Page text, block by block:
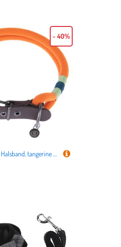
Nomad Tales Spirit Halsband, tangerine - Größe L: 46 - 52 cm Halsumfang, 40 mm breit
- 40%